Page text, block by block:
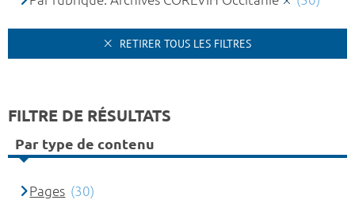
RETIRER TOUS LES FILTRES
FILTRE DE RÉSULTATS
Par type de contenu
Pages (30)